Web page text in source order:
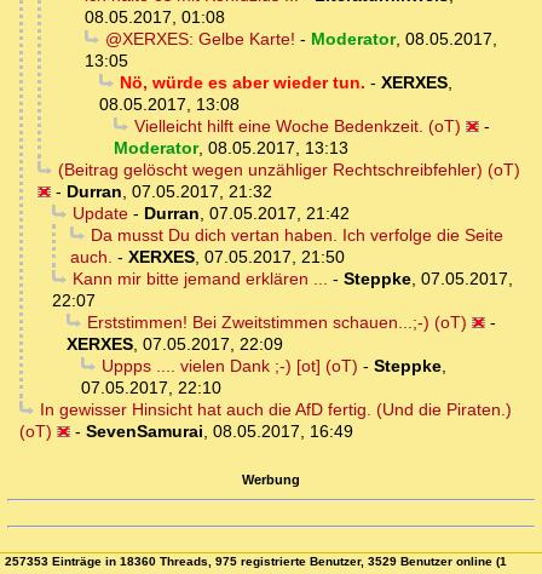
08.05.2017, 01:08
@XERXES: Gelbe Karte! - Moderator, 08.05.2017,
13:05
Nö, würde es aber wieder tun. - XERXES,
08.05.2017, 13:08
Vielleicht hilft eine Woche Bedenkzeit. (oT)
-
Moderator, 08.05.2017, 13:13
(Beitrag gelöscht wegen unzähliger Rechtschreibfehler) (oT)
- Durran, 07.05.2017, 21:32
Update- Durran, 07.05.2017, 21:42
Da musst Du dich vertan haben. Ich verfolge die Seite
auch. - XERXES, 07.05.2017, 21:50
Kann mir bitte jemand erklären ... - Steppke, 07.05.2017,
22:07
Erststimmen! Bei Zweitstimmen schauen...;-) (oT)
-
XERXES, 07.05.2017, 22:09
Uppps .... vielen Dank ;-) [ot] (oT) - Steppke,
07.05.2017, 22:10
In gewisser Hinsicht hat auch die AfD fertig. (Und die Piraten.)
(oT)
- SevenSamurai, 08.05.2017, 16:49
Werbung
257353 Einträge in 18360 Threads, 975 registrierte Benutzer, 3529 Benutzer online (1